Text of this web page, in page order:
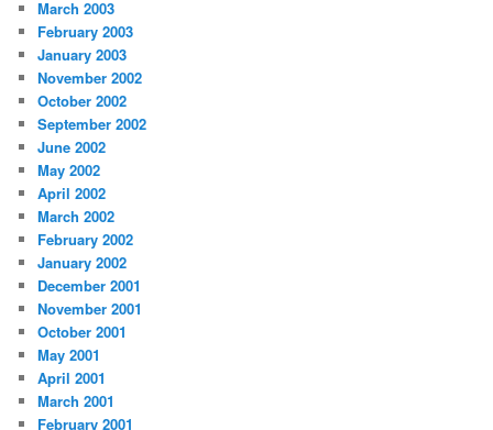
March 2003
February 2003
January 2003
November 2002
October 2002
September 2002
June 2002
May 2002
April 2002
March 2002
February 2002
January 2002
December 2001
November 2001
October 2001
May 2001
April 2001
March 2001
February 2001